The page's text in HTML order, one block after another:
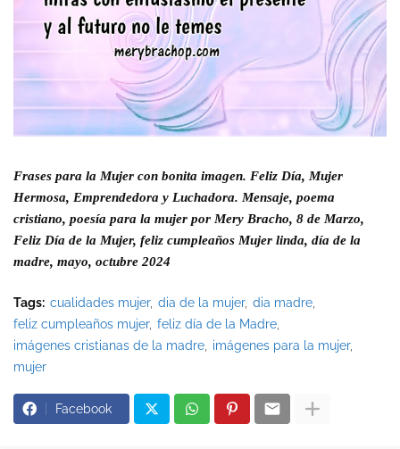
Frases para la Mujer con bonita imagen. Feliz Día, Mujer
Hermosa, Emprendedora y Luchadora. Mensaje, poema
cristiano, poesía para la mujer por Mery Bracho, 8 de Marzo,
Feliz Día de la Mujer, feliz cumpleaños Mujer linda, día de la
madre, mayo, octubre 2024
Tags: cualidades mujer dia de la mujer dia madre
feliz cumpleaños mujer feliz día de la Madre
imágenes cristianas de la madre
imágenes para la mujer
mujer
Facebook